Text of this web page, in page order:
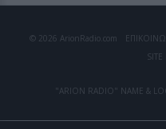
© 2026 ArionRadio.com
SITE
"ARION RADIO" NAME &